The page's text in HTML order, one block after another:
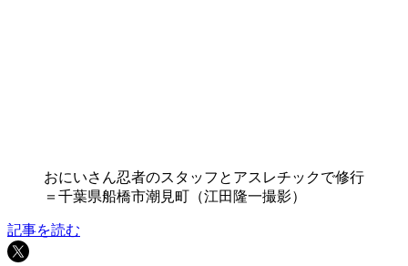
おにいさん忍者のスタッフとアスレチックで修行
＝千葉県船橋市潮見町（江田隆一撮影）
記事を読む